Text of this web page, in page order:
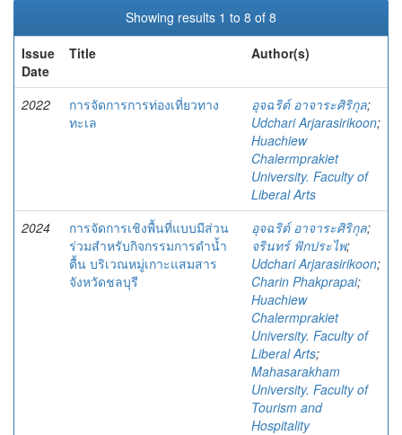
Showing results 1 to 8 of 8
Issue
Date
Title Author(s)
2022
การจัดการการท่องเที่ยวทาง
ทะเล
อุจฉริต์ อาจาระศิริกุล;
Udchari Arjarasirikoon;
Huachiew
Chalermprakiet
University. Faculty of
Liberal Arts
2024
การจัดการเชิงพื้นที่แบบมีส่วน
ร่วมสำหรับกิจกรรมการดำน้ำ
ตื้น บริเวณหมู่เกาะแสมสาร
จังหวัดชลบุรี
อุจฉริต์ อาจาระศิริกุล;
จรินทร์ ฟักประไพ;
Udchari Arjarasirikoon;
Charin Phakprapai;
Huachiew
Chalermprakiet
University. Faculty of
Liberal Arts;
Mahasarakham
University. Faculty of
Tourism and
Hospitality